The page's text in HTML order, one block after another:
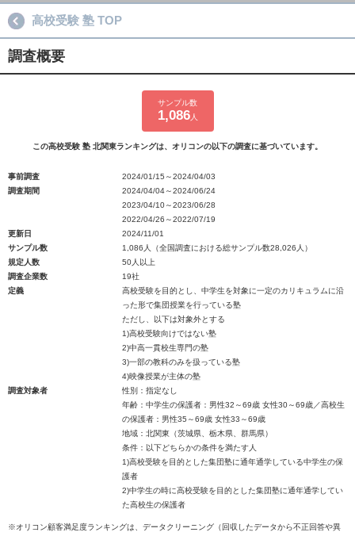
高校受験 塾 TOP
調査概要
サンプル数
1,086人
この高校受験 塾 北関東ランキングは、オリコンの以下の調査に基づいています。
事前調査
2024/01/15～2024/04/03
調査期間
2024/04/04～2024/06/24
2023/04/10～2023/06/28
2022/04/26～2022/07/19
更新日
2024/11/01
サンプル数
1,086人（全国調査における総サンプル数28,026人）
規定人数
50人以上
調査企業数
19社
定義
高校受験を目的とし、中学生を対象に一定のカリキュラムに沿
った形で集団授業を行っている塾
ただし、以下は対象外とする
1)高校受験向けではない塾
2)中高一貫校生専門の塾
3)一部の教科のみを扱っている塾
4)映像授業が主体の塾
調査対象者
性別：指定なし
年齢：中学生の保護者：男性32～69歳 女性30～69歳／高校生
の保護者：男性35～69歳 女性33～69歳
地域：北関東（茨城県、栃木県、群馬県）
条件：以下どちらかの条件を満たす人
1)高校受験を目的とした集団塾に通年通学している中学生の保
護者
2)中学生の時に高校受験を目的とした集団塾に通年通学してい
た高校生の保護者
※オリコン顧客満足度ランキングは、データクリーニング（回収したデータから不正回答や異